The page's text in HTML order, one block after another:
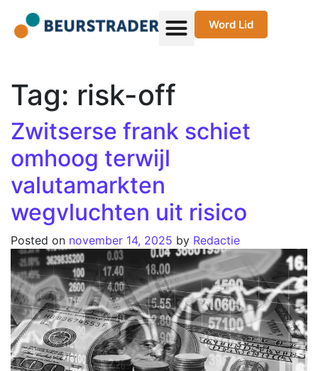
Word Lid
Tag: risk-off
Zwitserse frank schiet
omhoog terwijl
valutamarkten
wegvluchten uit risico
Posted on november 14, 2025 by Redactie